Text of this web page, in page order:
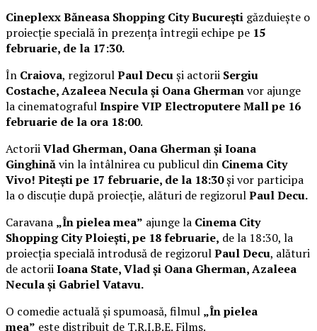
Cineplexx Băneasa Shopping City București găzduiește o
proiecție specială în prezența întregii echipe pe 15
februarie, de la 17:30.
În Craiova, regizorulPaul Decuși actorii Sergiu
Costache, Azaleea Necula și Oana Ghermanvor ajunge
la cinematografulInspire VIP Electroputere Mall pe 16
februarie de la ora 18:00.
ActoriiVlad Gherman, Oana Gherman și Ioana
Ginghinăvin la întâlnirea cu publicul din Cinema City
Vivo! Pitești pe 17 februarie, de la 18:30și vor participa
la o discuție după proiecție, alături de regizorulPaul Decu.
Caravana „În pielea mea” ajunge la Cinema City
Shopping City Ploiești, pe 18 februarie, de la 18:30, la
proiecția specială introdusă de regizorulPaul Decu, alături
de actoriiIoana State, Vlad și Oana Gherman, Azaleea
Necula și Gabriel Vatavu.
O comedie actuală și spumoasă, filmul „În pielea
mea” este distribuit de T.R.I.B.E. Films.